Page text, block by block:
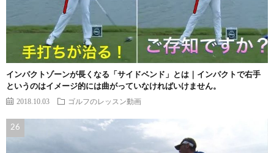
インパクトゾーンが長くなる「サイドベンド」とは｜インパクトで右手
というのはイメージ的には曲がっていなければいけません。
2018.10.03 ゴルフのレッスン動画